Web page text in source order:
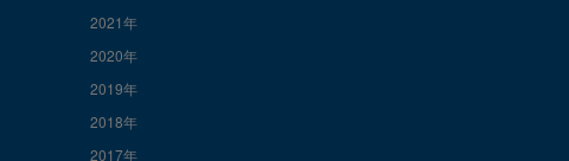
2021年
2020年
2019年
2018年
2017年